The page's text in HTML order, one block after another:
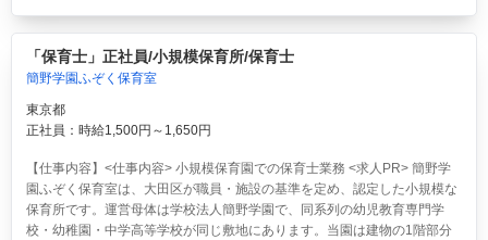
「保育士」正社員/小規模保育所/保育士
簡野学園ふぞく保育室
東京都
正社員：時給1,500円～1,650円
【仕事内容】<仕事内容> 小規模保育園での保育士業務 <求人PR> 簡野学
園ふぞく保育室は、大田区が職員・施設の基準を定め、認定した小規模な
保育所です。運営母体は学校法人簡野学園で、同系列の幼児教育専門学
校・幼稚園・中学高等学校が同じ敷地にあります。当園は建物の1階部分